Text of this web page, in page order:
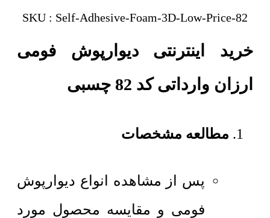
SKU : Self-Adhesive-Foam-3D-Low-Price-82
خرید اینترنتی دیوارپوش فومی
ارزان وارداتی کد 82 چسبی
مطالعه مشخصات
پس از مشاهده انواع دیوارپوش
فومی و مقایسه محصول مورد